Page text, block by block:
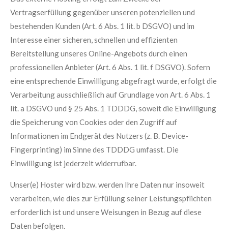
Vertragserfüllung gegenüber unseren potenziellen und
bestehenden Kunden (Art. 6 Abs. 1 lit. b DSGVO) und im
Interesse einer sicheren, schnellen und effizienten
Bereitstellung unseres Online-Angebots durch einen
professionellen Anbieter (Art. 6 Abs. 1 lit. f DSGVO). Sofern
eine entsprechende Einwilligung abgefragt wurde, erfolgt die
Verarbeitung ausschließlich auf Grundlage von Art. 6 Abs. 1
lit. a DSGVO und § 25 Abs. 1 TDDDG, soweit die Einwilligung
die Speicherung von Cookies oder den Zugriff auf
Informationen im Endgerät des Nutzers (z. B. Device-
Fingerprinting) im Sinne des TDDDG umfasst. Die
Einwilligung ist jederzeit widerrufbar.
Unser(e) Hoster wird bzw. werden Ihre Daten nur insoweit
verarbeiten, wie dies zur Erfüllung seiner Leistungspflichten
erforderlich ist und unsere Weisungen in Bezug auf diese
Daten befolgen.